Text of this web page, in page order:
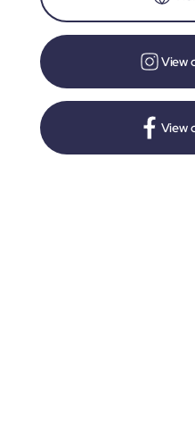
View
View